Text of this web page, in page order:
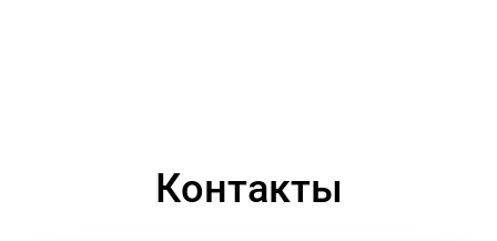
Контакты